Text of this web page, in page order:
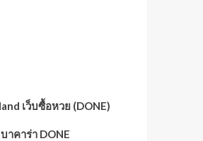
เว็บซื้อหวย (DONE)
าคาร่า DONE